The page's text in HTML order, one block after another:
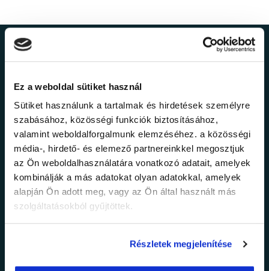
Ez a weboldal sütiket használ
Sütiket használunk a tartalmak és hirdetések személyre
szabásához, közösségi funkciók biztosításához,
valamint weboldalforgalmunk elemzéséhez. a közösségi
média-, hirdető- és elemező partnereinkkel megosztjuk
az Ön weboldalhasználatára vonatkozó adatait, amelyek
kombinálják a más adatokat olyan adatokkal, amelyek
alapján Ön adott meg, vagy az Ön által használt más
szolgáltatásokból gyűjtöttek.
Részletek megjelenítése
Ne maradj le a
legfrissebb
információkról!
Értesülj elsőként legújabb tanfolyamainkról,
legfrissebb híreinkről és időszakos
promócióinkról.